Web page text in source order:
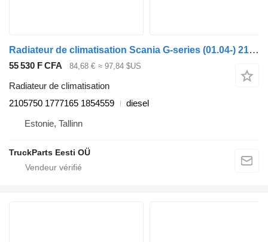
Radiateur de climatisation Scania G-series (01.04-) 2105750 pour tracteur routier Scania P,G,R,T-series (2004-2017)
55 530 F CFA 84,68 € ≈ 97,84 $US
Radiateur de climatisation
2105750 1777165 1854559
diesel
Estonie, Tallinn
TruckParts Eesti OÜ